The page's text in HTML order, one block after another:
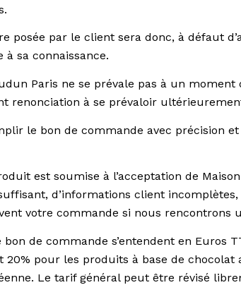
posée par le client sera donc, à défaut
sa connaissance.
Paris ne se prévale pas à un
renonciation à se prévaloir
le bon de commande avec précision
est soumise à l’acceptation de
d’informations client
votre commande si nous rencontrons
de commande s’entendent en Euros
20% pour les produits à base de
Le tarif général peut être révisé